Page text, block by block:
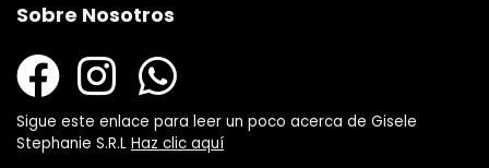
Sobre Nosotros
Sigue este enlace para leer un poco acerca de Gisele
Stephanie S.R.L Haz clic aquí